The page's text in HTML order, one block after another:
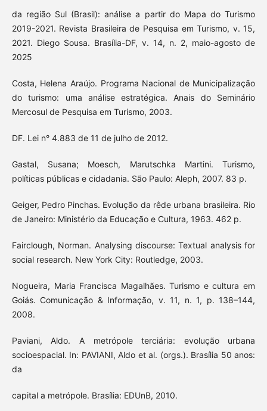
da região Sul (Brasil): análise a partir do Mapa do Turismo
2019-2021. Revista Brasileira de Pesquisa em Turismo, v. 15,
2021. Diego Sousa. Brasília-DF, v. 14, n. 2, maio-agosto de
2025
Costa, Helena Araújo. Programa Nacional de Municipalização
do turismo: uma análise estratégica. Anais do Seminário
Mercosul de Pesquisa em Turismo, 2003.
DF. Lei n° 4.883 de 11 de julho de 2012.
Gastal, Susana; Moesch, Marutschka Martini. Turismo,
políticas públicas e cidadania. São Paulo: Aleph, 2007. 83 p.
Geiger, Pedro Pinchas. Evolução da rêde urbana brasileira. Rio
de Janeiro: Ministério da Educação e Cultura, 1963. 462 p.
Fairclough, Norman. Analysing discourse: Textual analysis for
social research. New York City: Routledge, 2003.
Nogueira, Maria Francisca Magalhães. Turismo e cultura em
Goiás. Comunicação & Informação, v. 11, n. 1, p. 138–144,
2008.
Paviani, Aldo. A metrópole terciária: evolução urbana
socioespacial. In: PAVIANI, Aldo et al. (orgs.). Brasília 50 anos:
da
capital a metrópole. Brasília: EDUnB, 2010.